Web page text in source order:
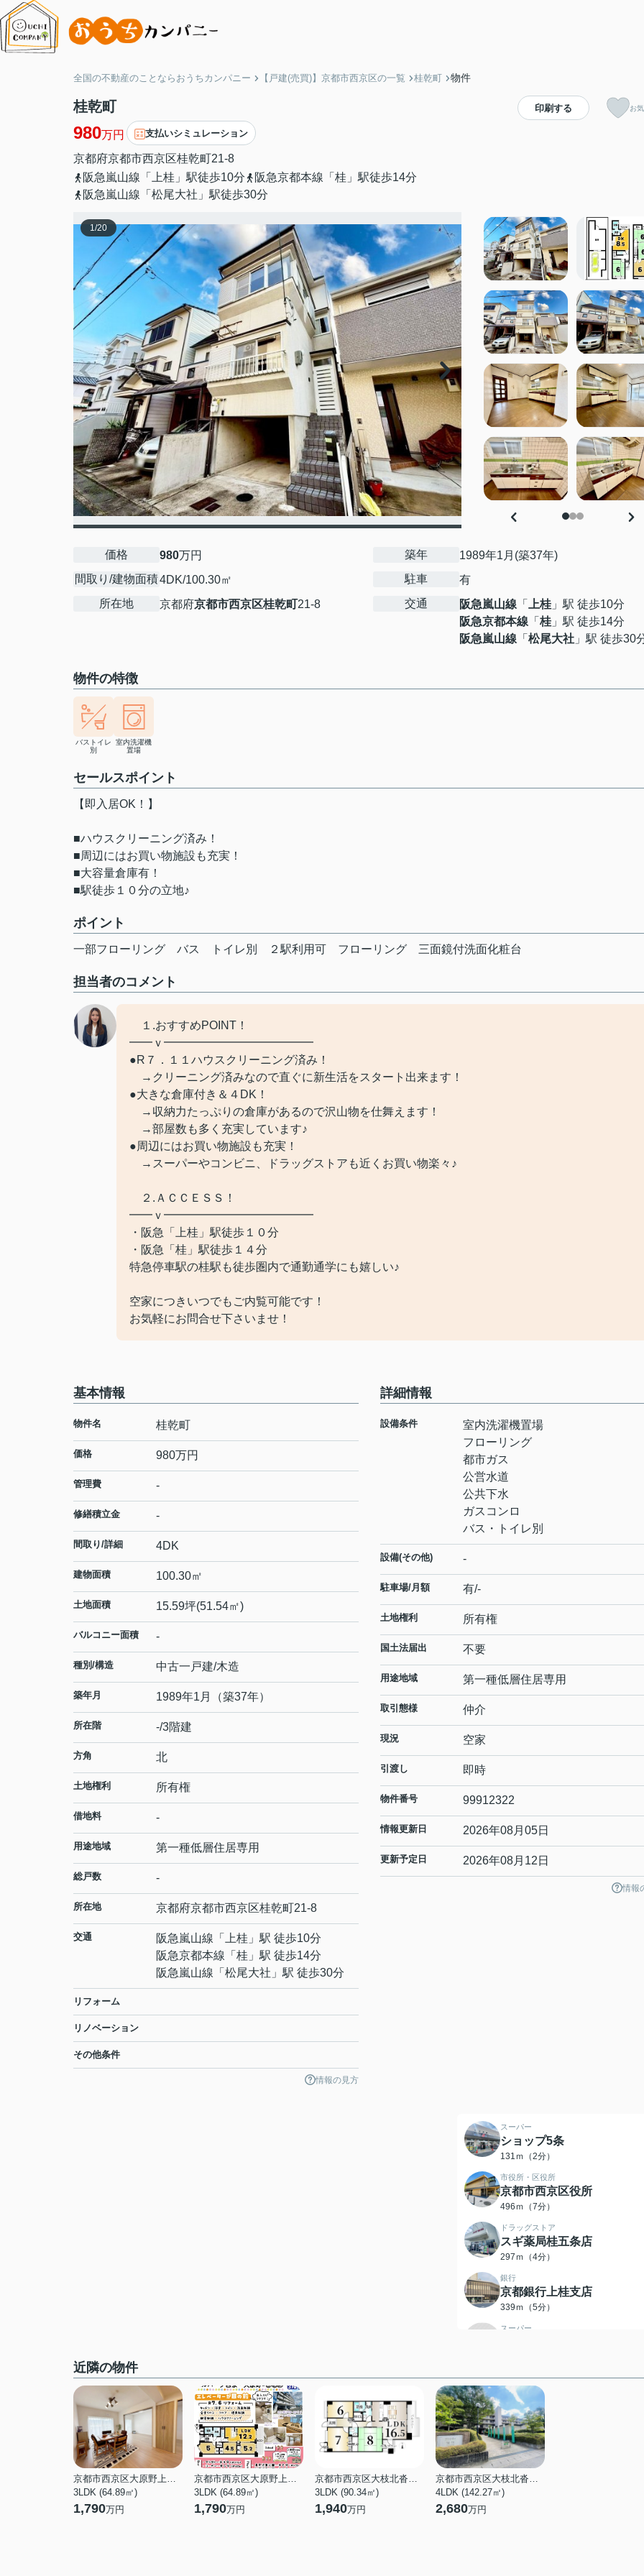
全国の不動産のことならおうちカンパニー 【戸建(売買)】京都市西京区の一覧 桂乾町 物件
桂乾町
980万円 支払いシミュレーション
京都府京都市西京区桂乾町21-8
阪急嵐山線「上桂」駅徒歩10分
阪急京都本線「桂」駅徒歩14分
阪急嵐山線「松尾大社」駅徒歩30分
印刷する お
1/20
価格 980万円
間取り/建物面積4DK/100.30㎡
所在地
京都府京都市西京区桂乾町21-8
築年
1989年1月(築37年)
駐車
有
交通
阪急嵐山線 「 上桂 」駅 徒歩10分
阪急京都本線 「 桂 」駅 徒歩14分
阪急嵐山線 「 松尾大社 」駅 徒歩30
物件の特徴
バストイレ
別
室内洗濯機
置場
セールスポイント
【即入居OK！】
■ハウスクリーニング済み！
■周辺にはお買い物施設も充実！
■大容量倉庫有！
■駅徒歩１０分の立地♪
ポイント
一部フローリング バス トイレ別 ２駅利用可 フローリング 三面鏡付洗面化粧台
担当者のコメント
１.おすすめPOINT！
━━ｖ━━━━━━━━━━━━━
●R７．１１ハウスクリーニング済み！
→クリーニング済みなので直ぐに新生活をスタート出来ます！
●大きな倉庫付き＆４DK！
→収納力たっぷりの倉庫があるので沢山物を仕舞えます！
→部屋数も多く充実しています♪
●周辺にはお買い物施設も充実！
→スーパーやコンビニ、ドラッグストアも近くお買い物楽々♪
２.ＡＣＣＥＳＳ！
━━ｖ━━━━━━━━━━━━━
・阪急「上桂」駅徒歩１０分
・阪急「桂」駅徒歩１４分
特急停車駅の桂駅も徒歩圏内で通勤通学にも嬉しい♪
空家につきいつでもご内覧可能です！
お気軽にお問合せ下さいませ！
基本情報
物件名 桂乾町
価格 980万円
管理費 -
修繕積立金 -
間取り/詳細 4DK
建物面積 100.30㎡
土地面積 15.59坪(51.54㎡)
バルコニー面積 -
種別/構造 中古一戸建/木造
築年月 1989年1月（築37年）
所在階 -/3階建
方角 北
土地権利 所有権
借地料 -
用途地域 第一種低層住居専用
総戸数 -
所在地 京都府京都市西京区桂乾町21-8
交通 阪急嵐山線 「 上桂 」駅 徒歩10分
阪急京都本線 「 桂 」駅 徒歩14分
阪急嵐山線 「 松尾大社 」駅 徒歩30分
リフォーム
リノベーション
その他条件
情報の見方
詳細情報
設備条件
室内洗濯機置場
フローリング
都市ガス
公営水道
公共下水
ガスコンロ
バス・トイレ別
設備(その他) -
駐車場/月額 有/-
土地権利 所有権
国土法届出 不要
用途地域 第一種低層住居専用
取引態様 仲介
現況 空家
引渡し 即時
物件番号 99912322
情報更新日 2026年08月05日
更新予定日 2026年08月12日
情報
スーパー
ショップ5条
131ｍ（2分）
市役所・区役所
京都市西京区役所
496ｍ（7分）
ドラッグストア
スギ薬局桂五条店
297ｍ（4分）
銀行
京都銀行上桂支店
339ｍ（5分）
スーパー
コンビニエンスストア
セブンイレブン 千代原口店
335ｍ（5分）
コンビニエンスストア
ファミリーマート 西京山田
店
514ｍ（7分）
保育園
近隣の物件
京都市西京区大原野上里南ノ町
3LDK (64.89㎡)
1,790万円
京都市西京区大原野上里南ノ町
3LDK (64.89㎡)
1,790万円
京都市西京区大枝北沓掛町１丁目
3LDK (90.34㎡)
1,940万円
京都市西京区大枝北沓掛町１丁目
4LDK (142.27㎡)
2,680万円